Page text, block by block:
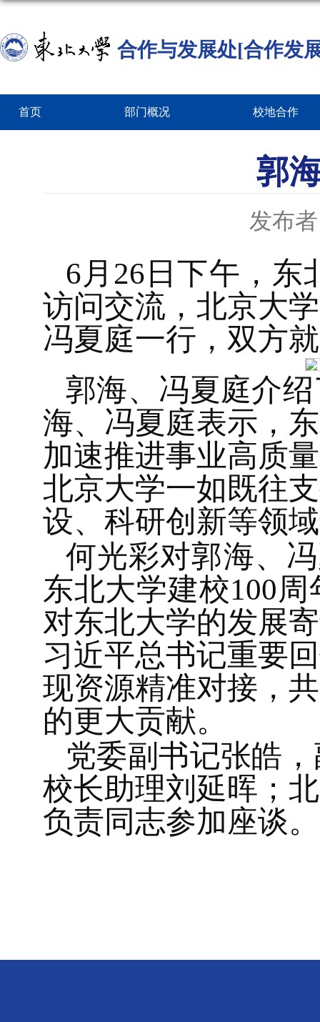
合作与发展处[合作发
首页 部门概况 校地合作
郭
发布
6月26日下午，东
访问交流，北京大
冯夏庭一行，双方
郭海、冯夏庭介
海、冯夏庭表示，
加速推进事业高质
北京大学一如既往
设、科研创新等领
何光彩对郭海、
东北大学建校100
对东北大学的发展
习近平总书记重要
现资源精准对接，
的更大贡献。
党委副书记张皓
校长助理刘延晖；
负责同志参加座谈。